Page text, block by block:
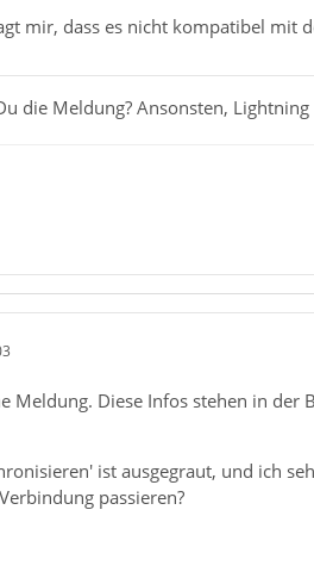
mir, dass es nicht kompatibel mit
die Meldung? Ansonsten,
Meldung. Diese Infos stehen in
ist ausgegraut, und ich
passieren?